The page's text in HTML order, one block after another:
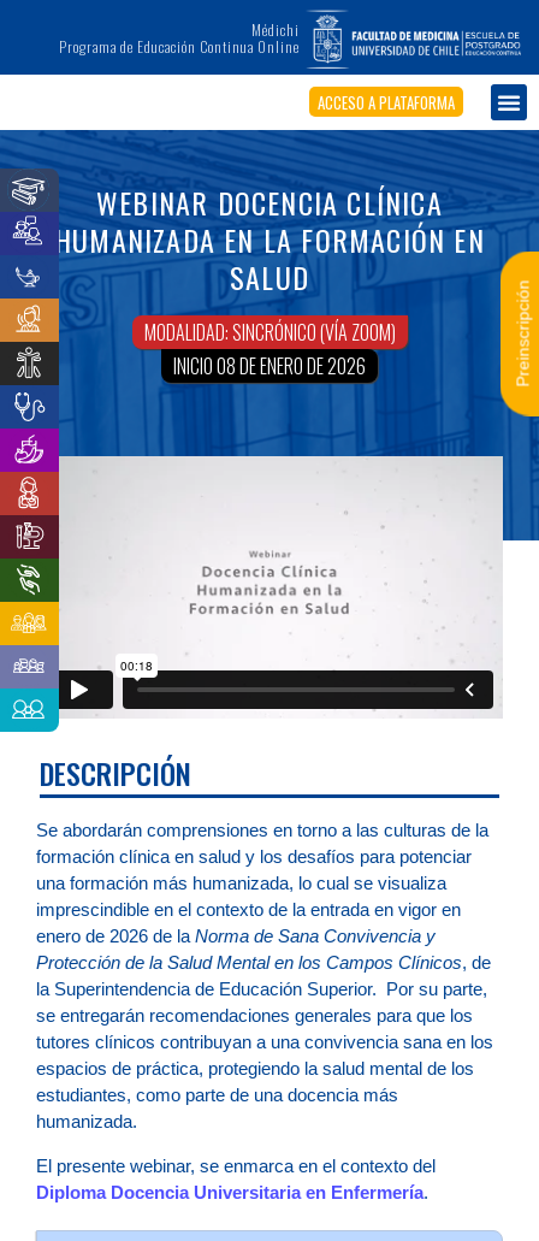
Médichi
Programa de Educación Continua Online
ACCESO A PLATAFORMA
WEBINAR DOCENCIA CLÍNICA
HUMANIZADA EN LA FORMACIÓN EN
SALUD
MODALIDAD: SINCRÓNICO (VÍA ZOOM)
INICIO 08 DE ENERO DE 2026
DESCRIPCIÓN
Se abordarán comprensiones en torno a las culturas de la
formación clínica en salud y los desafíos para potenciar
una formación más humanizada, lo cual se visualiza
imprescindible en el contexto de la entrada en vigor en
enero de 2026 de la Norma de Sana Convivencia y
Protección de la Salud Mental en los Campos Clínicos, de
la Superintendencia de Educación Superior. Por su parte,
se entregarán recomendaciones generales para que los
tutores clínicos contribuyan a una convivencia sana en los
espacios de práctica, protegiendo la salud mental de los
estudiantes, como parte de una docencia más
humanizada.
El presente webinar, se enmarca en el contexto del
Diploma Docencia Universitaria en Enfermería.
Preinscripción